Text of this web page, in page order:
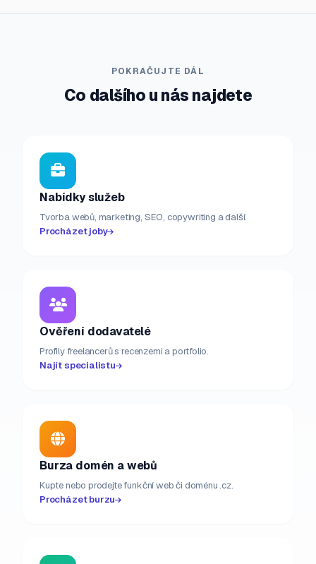
POKRAČUJTE DÁL
Co dalšího u nás najdete
Nabídky služeb
Tvorba webů, marketing, SEO, copywriting a další.
Procházet joby
Ověření dodavatelé
Profily freelancerů s recenzemi a portfolio.
Najít specialistu
Burza domén a webů
Kupte nebo prodejte funkční web či doménu .cz.
Procházet burzu